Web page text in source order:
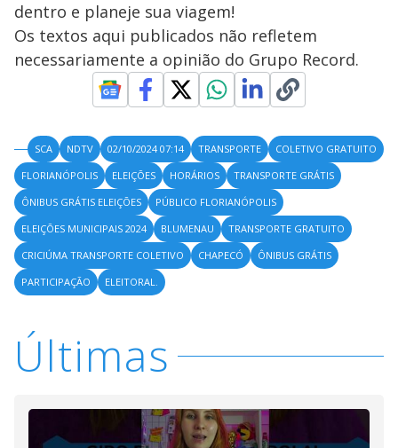
dentro e planeje sua viagem!
Os textos aqui publicados não refletem
necessariamente a opinião do Grupo Record.
SCA NDTV 02/10/2024 07:14 TRANSPORTE
COLETIVO GRATUITO
FLORIANÓPOLIS
ELEIÇÕES HORÁRIOS
TRANSPORTE GRÁTIS
ÔNIBUS GRÁTIS ELEIÇÕES
PÚBLICO FLORIANÓPOLIS
ELEIÇÕES MUNICIPAIS 2024
BLUMENAU
TRANSPORTE GRATUITO
CRICIÚMA TRANSPORTE COLETIVO
CHAPECÓ
ÔNIBUS GRÁTIS
PARTICIPAÇÃO
ELEITORAL.
Últimas